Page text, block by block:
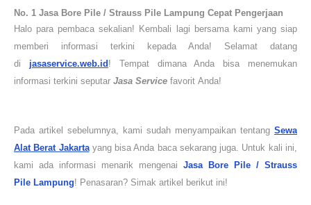
No. 1 Jasa Bore Pile / Strauss Pile Lampung Cepat Pengerjaan
Halo para pembaca sekalian! Kembali lagi bersama kami yang siap
memberi informasi terkini kepada Anda! Selamat datang
di jasaservice.web.id ! Tempat dimana Anda bisa menemukan
informasi terkini seputar Jasa Service favorit Anda!
Pada artikel sebelumnya, kami sudah menyampaikan tentang Sewa
Alat Berat Jakartayang bisa Anda baca sekarang juga. Untuk kali ini,
kami ada informasi menarik mengenai Jasa Bore Pile / Strauss
Pile Lampung! Penasaran? Simak artikel berikut ini!